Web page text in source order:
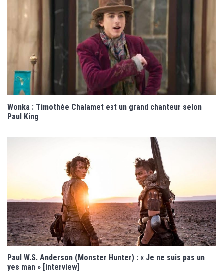
Wonka : Timothée Chalamet est un grand chanteur selon
Paul King
Paul W.S. Anderson (Monster Hunter) : « Je ne suis pas un
yes man » [interview]